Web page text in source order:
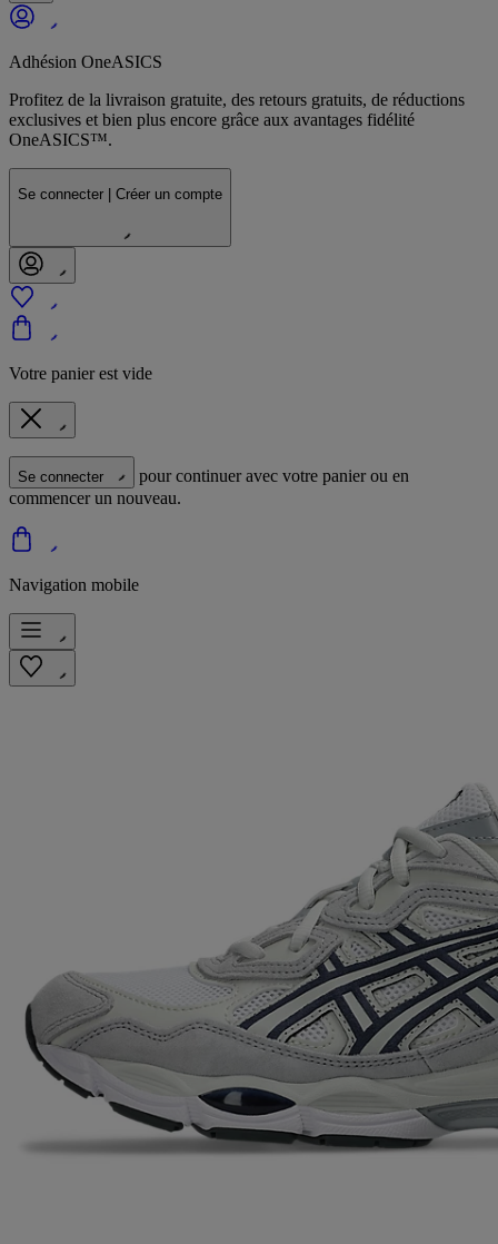
Adhésion OneASICS
Profitez de la livraison gratuite, des retours gratuits, de réductions
exclusives et bien plus encore grâce aux avantages fidélité
OneASICS™.
Se connecter | Créer un compte
Votre panier est vide
Se connecter
pour continuer avec votre panier ou en
commencer un nouveau.
Navigation mobile